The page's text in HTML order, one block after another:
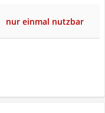
nur einmal nutzbar